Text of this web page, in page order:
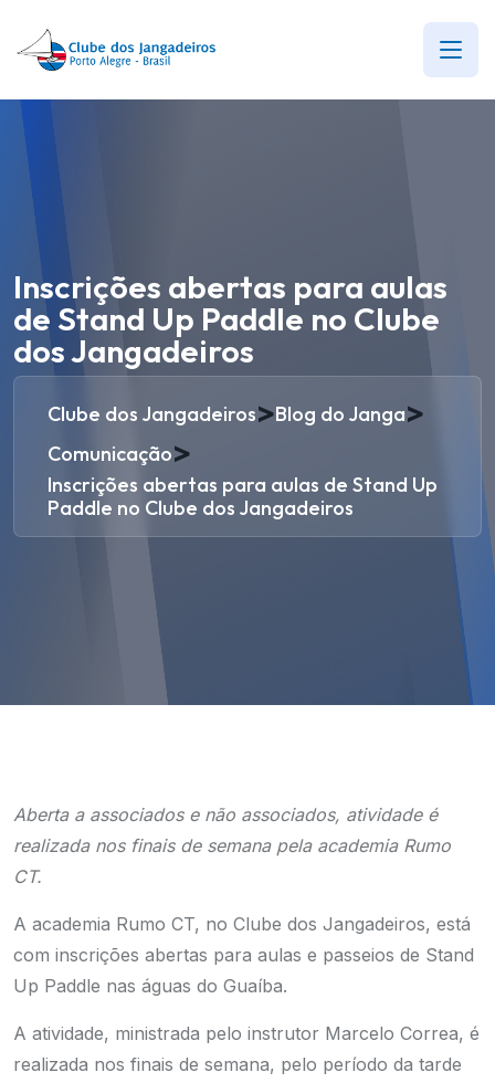
Inscrições abertas para aulas
de Stand Up Paddle no Clube
dos Jangadeiros
Clube dos Jangadeiros>Blog do Janga>
Comunicação>
Inscrições abertas para aulas de Stand Up
Paddle no Clube dos Jangadeiros
Aberta a associados e não associados, atividade é
realizada nos finais de semana pela academia Rumo
CT.
A academia Rumo CT, no Clube dos Jangadeiros, está
com inscrições abertas para aulas e passeios de Stand
Up Paddle nas águas do Guaíba.
A atividade, ministrada pelo instrutor Marcelo Correa, é
realizada nos finais de semana, pelo período da tarde